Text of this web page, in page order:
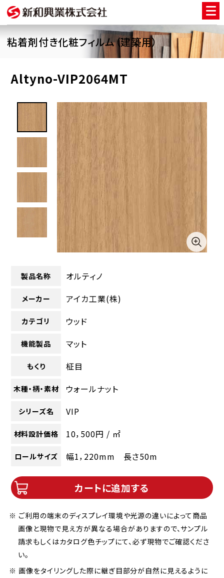
粘着剤付き化粧フィルム（建築用）
Altyno-VIP2064MT
製品名称 オルティノ
メーカー アイカ工業(株)
カテゴリ ウッド
機能製品 マット
もくり 柾目
木種・柄・素材 ウォールナット
シリーズ名 VIP
材料設計価格 10，500円 / ㎡
ロールサイズ 幅1，220mm 長さ50m
カートに追加する
※ ご利用の端末のディスプレイ環境や光源の違いによって商品
画像と現物で見え方が異なる場合がありますので、サンプル
請求もしくはカタログ色チップにて、必ず現物でご確認くださ
い。
※ 画像をタイリングした際に継ぎ目部分が自然に見えるように